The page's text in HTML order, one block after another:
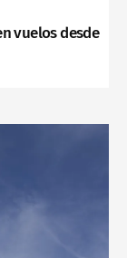
vuelos desde